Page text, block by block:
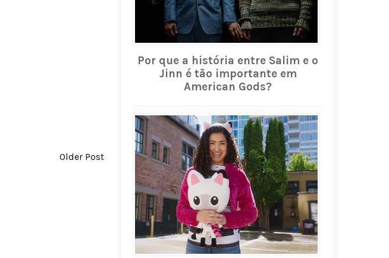
Older Post
Por que a história entre Salim e o
Jinn é tão importante em
American Gods?